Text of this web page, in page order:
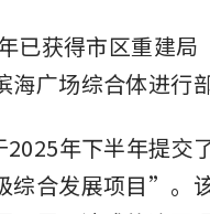
已获得市区重建
海广场综合体进行
年下半年提交
综合发展项目”。